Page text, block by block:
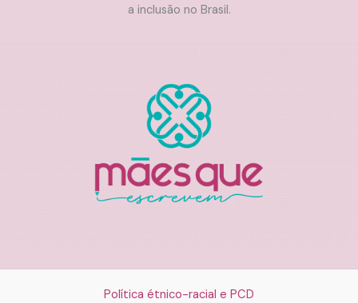
a inclusão no Brasil.
Política étnico-racial e PCD